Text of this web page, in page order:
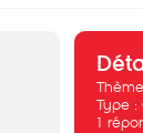
Type :
1